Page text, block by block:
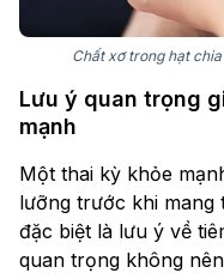
Chất xơ trong hạt
Lưu ý quan trọng
mạnh
Một thai kỳ khỏe
lưỡng trước khi mang
đặc biệt là lưu ý về
quan trọng không